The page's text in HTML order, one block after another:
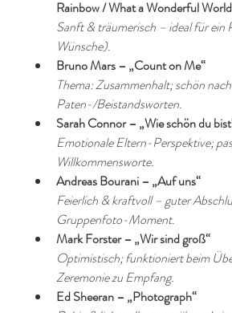
Rainbow / What a Wonderful
Sanft & träumerisch – ideal für ein
Wünsche).
Bruno Mars – „Count on Me“
Thema: Zusammenhalt; schön
Paten-/Beistandsworten.
Sarah Connor – „Wie schön du
Emotionale Eltern-Perspektive;
Willkommensworte.
Andreas Bourani – „Auf uns“
Feierlich & kraftvoll – guter
Gruppenfoto-Moment.
Mark Forster – „Wir sind groß“
Optimistisch; funktioniert beim
Zeremonie zu Empfang.
Ed Sheeran – „Photograph“